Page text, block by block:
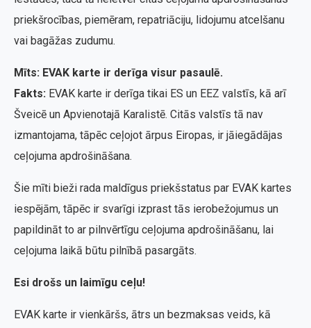
priekšrocības, piemēram, repatriāciju, lidojumu atcelšanu
vai bagāžas zudumu.
Mīts: EVAK karte ir derīga visur pasaulē.
Fakts: EVAK karte ir derīga tikai ES un EEZ valstīs, kā arī
Šveicē un Apvienotajā Karalistē. Citās valstīs tā nav
izmantojama, tāpēc ceļojot ārpus Eiropas, ir jāiegādājas
ceļojuma apdrošināšana.
Šie mīti bieži rada maldīgus priekšstatus par EVAK kartes
iespējām, tāpēc ir svarīgi izprast tās ierobežojumus un
papildināt to ar pilnvērtīgu ceļojuma apdrošināšanu, lai
ceļojuma laikā būtu pilnībā pasargāts.
Esi drošs un laimīgu ceļu!
EVAK karte ir vienkāršs, ātrs un bezmaksas veids, kā